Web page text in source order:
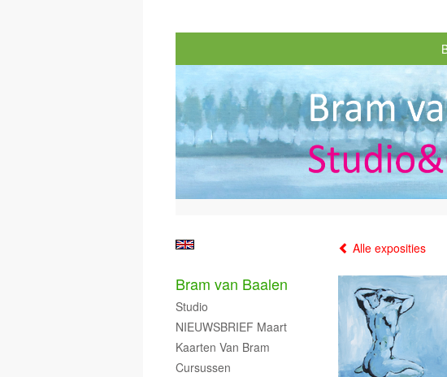
Alle exposities
Bram van Baalen
Studio
NIEUWSBRIEF Maart
Kaarten Van Bram
Cursussen